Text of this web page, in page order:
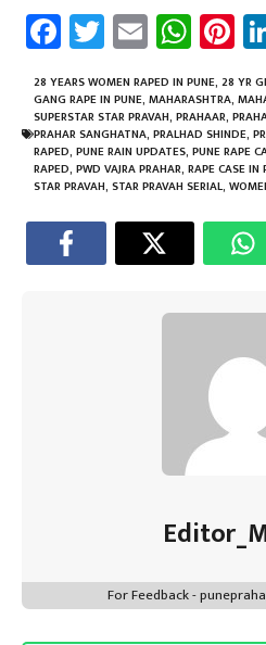
Fa
ce
b
o
ok
T
wi
tt
er
E
m
ail
W
h
at
sA
p
p
Pi
nt
er
es
t
28 YEARS WOMEN RAPED IN PUNE, 28 YR
GANG RAPE IN PUNE, MAHARASHTRA,
SUPERSTAR STAR PRAVAH, PRAHAAR,
PRAHAR SANGHATNA, PRALHAD SHINDE,
RAPED, PUNE RAIN UPDATES, PUNE RAPE
RAPED, PWD VAJRA PRAHAR, RAPE CASE IN
STAR PRAVAH, STAR PRAVAH SERIAL,
For Feedback -